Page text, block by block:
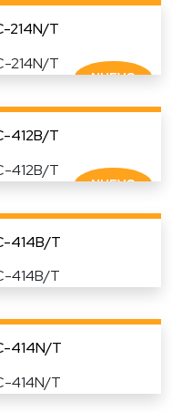
214N/T
412B/T
414B/T
414N/T